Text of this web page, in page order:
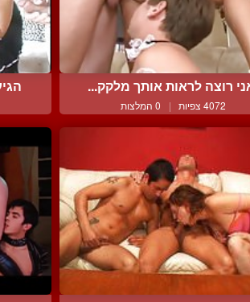
רוצה לראות אותך מלקק...
4072 צפיות | 0 המלצות